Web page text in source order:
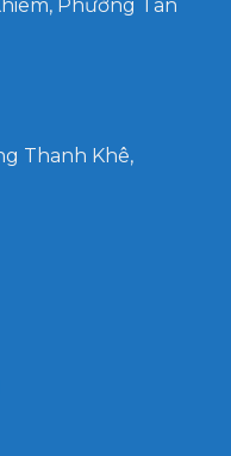
Phường Tân
Thanh Khê,